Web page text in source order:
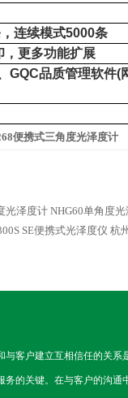
连续模式5000条
，更多功能扩展
GQC品质管理软件(
便携式三角度光泽度计
光泽度计NHG60单角度
SE便携式光泽度仪 杭
与客户建立互相信任的关系
务的关键。在与客户的沟通